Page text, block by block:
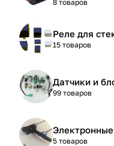
8 товаров
Реле для
15 товаров
Датчики и
99 товаров
5 товаров